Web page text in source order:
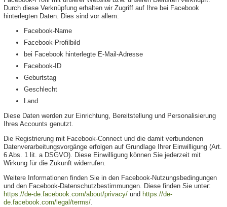
Durch diese Verknüpfung erhalten wir Zugriff auf Ihre bei Facebook
hinterlegten Daten. Dies sind vor allem:
Facebook-Name
Facebook-Profilbild
bei Facebook hinterlegte E-Mail-Adresse
Facebook-ID
Geburtstag
Geschlecht
Land
Diese Daten werden zur Einrichtung, Bereitstellung und Personalisierung
Ihres Accounts genutzt.
Die Registrierung mit Facebook-Connect und die damit verbundenen
Datenverarbeitungsvorgänge erfolgen auf Grundlage Ihrer Einwilligung (Art.
6 Abs. 1 lit. a DSGVO). Diese Einwilligung können Sie jederzeit mit
Wirkung für die Zukunft widerrufen.
Weitere Informationen finden Sie in den Facebook-Nutzungsbedingungen
und den Facebook-Datenschutzbestimmungen. Diese finden Sie unter:
https://de-de.facebook.com/about/privacy/ und https://de-
de.facebook.com/legal/terms/.